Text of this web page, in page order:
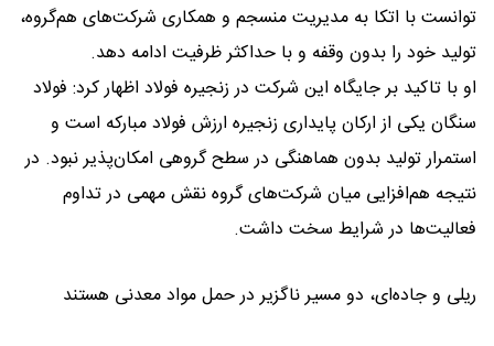
توانست با اتکا به مدیریت منسجم و همکاری شرکت‌های هم‌گروه،
تولید خود را بدون وقفه و با حداکثر ظرفیت ادامه دهد.
او با تاکید بر جایگاه این شرکت در زنجیره فولاد اظهار کرد: فولاد
سنگان یکی از ارکان پایداری زنجیره ارزش فولاد مبارکه است و
استمرار تولید بدون هماهنگی در سطح گروهی امکان‌پذیر نبود. در
نتیجه هم‌افزایی میان شرکت‌های گروه نقش مهمی در تداوم
فعالیت‌ها در شرایط سخت داشت.
ریلی و جاده‌ای، دو مسیر ناگزیر در حمل مواد معدنی هستند